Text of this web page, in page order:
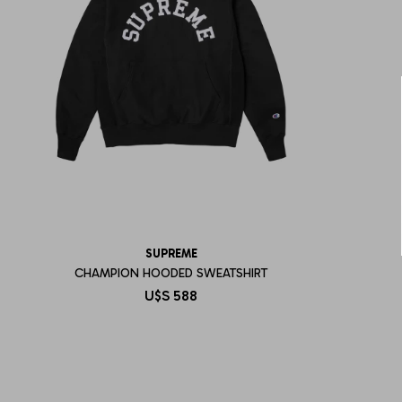
SUPREME
CHAMPION HOODED SWEATSHIRT
U$S 588